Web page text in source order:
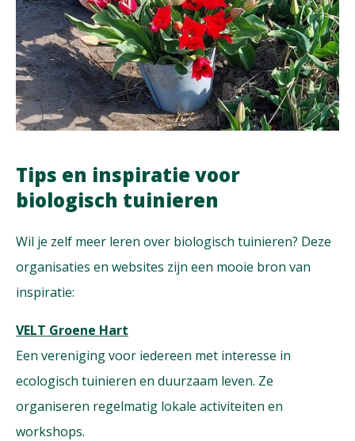
Tips en inspiratie voor
biologisch tuinieren
Wil je zelf meer leren over biologisch tuinieren? Deze
organisaties en websites zijn een mooie bron van
inspiratie:
VELT Groene Hart
Een vereniging voor iedereen met interesse in
ecologisch tuinieren en duurzaam leven. Ze
organiseren regelmatig lokale activiteiten en
workshops.